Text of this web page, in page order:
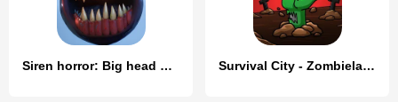
Siren horror: Big head game 3d Survival City - Zombieland